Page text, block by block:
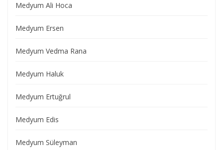
Medyum Ali Hoca
Medyum Ersen
Medyum Vedma Rana
Medyum Haluk
Medyum Ertuğrul
Medyum Edis
Medyum Süleyman